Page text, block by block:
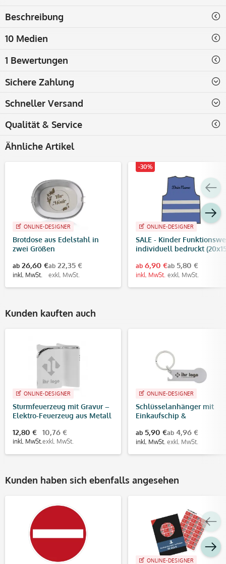
Beschreibung
10 Medien
1 Bewertungen
Sichere Zahlung
Schneller Versand
Qualität & Service
Ähnliche Artikel
ONLINE-DESIGNER
Brotdose aus Edelstahl in
zwei Größen
ab 26,60 €
inkl. MwSt.
ab 22,35 €
exkl. MwSt.
-30%
ONLINE-DESIGNER
SALE - Kinder
individuell bedruckt
ab 6,90 €
inkl. MwSt.
ab 5,80 €
exkl. MwSt.
Kunden kauften auch
ONLINE-DESIGNER
Sturmfeuerzeug mit Gravur –
Elektro-Feuerzeug aus Metall
12,80 €
inkl. MwSt.
10,76 €
exkl. MwSt.
ONLINE-DESIGNER
Schlüsselanhänger mit
Einkaufschip &
40x15 mm)
ab 5,90 €
inkl. MwSt.
ab 4,96 €
exkl. MwSt.
Kunden haben sich ebenfalls angesehen
ONLINE-DESIGNER